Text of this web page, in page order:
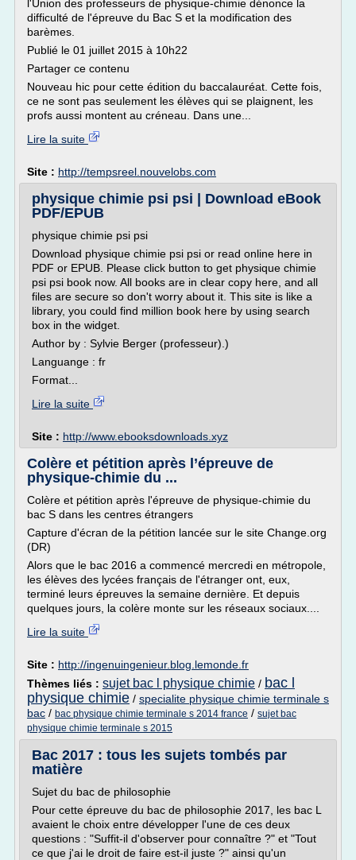
l'Union des professeurs de physique-chimie dénonce la
difficulté de l'épreuve du Bac S et la modification des
barèmes.
Publié le 01 juillet 2015 à 10h22
Partager ce contenu
Nouveau hic pour cette édition du baccalauréat. Cette fois,
ce ne sont pas seulement les élèves qui se plaignent, les
profs aussi montent au créneau. Dans une...
Lire la suite
Site : http://tempsreel.nouvelobs.com
physique chimie psi psi | Download eBook
PDF/EPUB
physique chimie psi psi
Download physique chimie psi psi or read online here in
PDF or EPUB. Please click button to get physique chimie
psi psi book now. All books are in clear copy here, and all
files are secure so don't worry about it. This site is like a
library, you could find million book here by using search
box in the widget.
Author by : Sylvie Berger (professeur).)
Languange : fr
Format...
Lire la suite
Site : http://www.ebooksdownloads.xyz
Colère et pétition après l’épreuve de
physique-chimie du ...
Colère et pétition après l'épreuve de physique-chimie du
bac S dans les centres étrangers
Capture d'écran de la pétition lancée sur le site Change.org
(DR)
Alors que le bac 2016 a commencé mercredi en métropole,
les élèves des lycées français de l'étranger ont, eux,
terminé leurs épreuves la semaine dernière. Et depuis
quelques jours, la colère monte sur les réseaux sociaux....
Lire la suite
Site : http://ingenuingenieur.blog.lemonde.fr
Thèmes liés : sujet bac l physique chimie / bac l
physique chimie / specialite physique chimie terminale s
bac / bac physique chimie terminale s 2014 france / sujet bac
physique chimie terminale s 2015
Bac 2017 : tous les sujets tombés par
matière
Sujet du bac de philosophie
Pour cette épreuve du bac de philosophie 2017, les bac L
avaient le choix entre développer l'une de ces deux
questions : "Suffit-il d'observer pour connaître ?" et "Tout
ce que j'ai le droit de faire est-il juste ?" ainsi qu'un